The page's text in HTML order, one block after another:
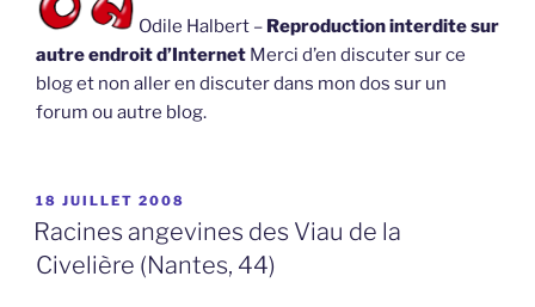
Odile Halbert – Reproduction interdite sur
autre endroit d’Internet Merci d’en discuter sur ce
blog et non aller en discuter dans mon dos sur un
forum ou autre blog.
PUBLIÉ
LE
18 JUILLET 2008
Racines angevines des Viau de la
Civelière (Nantes, 44)